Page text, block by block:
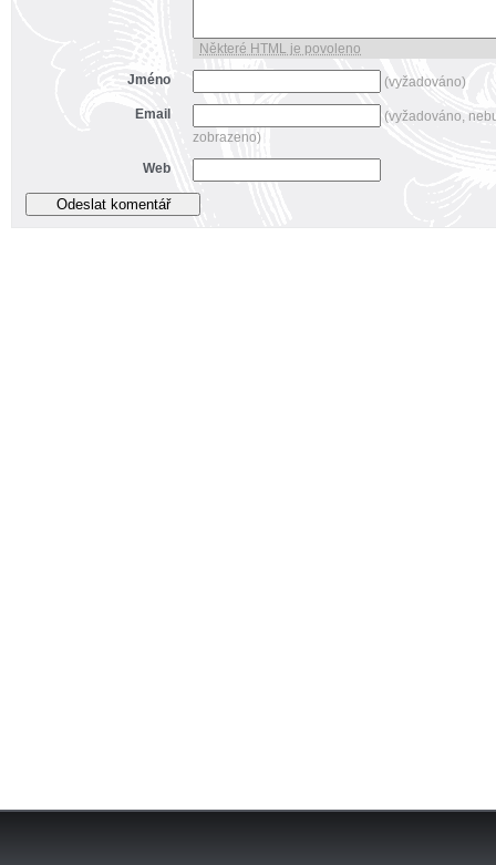
Některé HTML je povoleno
Jméno
(vyžadováno)
Email
(vyžadováno,
zobrazeno)
Web